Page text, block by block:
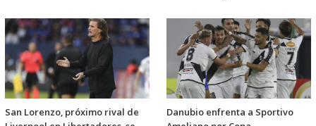
San Lorenzo, próximo rival de
Danubio enfrenta a Sportivo